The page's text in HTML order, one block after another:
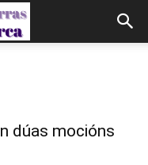
dúas mocións